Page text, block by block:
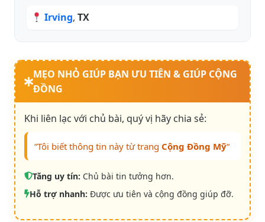
Irving,TX
MẸO NHỎ GIÚP BẠN ƯU TIÊN & GIÚP CỘNG
ĐỒNG
Khi liên lạc với chủ bài, quý vị hãy chia sẻ:
“Tôi biết thông tin này từ trang Cộng Đồng Mỹ“
Tăng uy tín: Chủ bài tin tưởng hơn.
Hỗ trợ nhanh: Được ưu tiên và cộng đồng giúp đỡ.